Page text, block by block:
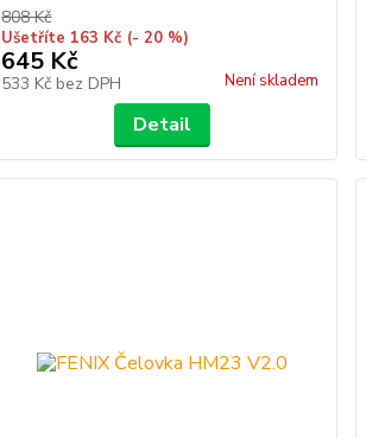
808 Kč
Ušetříte 163 Kč (- 20 %)
645 Kč
533 Kč bez DPH Není skladem
Detail